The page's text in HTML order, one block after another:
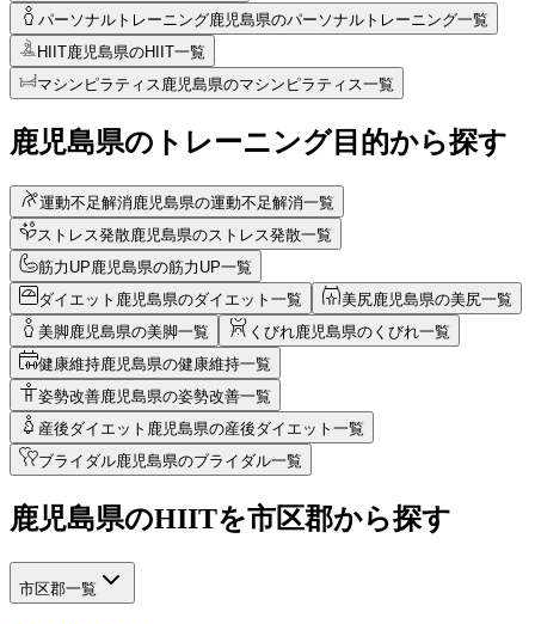
パーソナルトレーニング鹿児島県のパーソナルトレーニング一覧
HIIT鹿児島県のHIIT一覧
マシンピラティス鹿児島県のマシンピラティス一覧
鹿児島県のトレーニング目的から探す
運動不足解消鹿児島県の運動不足解消一覧
ストレス発散鹿児島県のストレス発散一覧
筋力UP鹿児島県の筋力UP一覧
ダイエット 鹿児島県のダイエット一覧 美尻鹿児島県の美尻一覧
美脚鹿児島県の美脚一覧 くびれ鹿児島県のくびれ一覧
健康維持鹿児島県の健康維持一覧
姿勢改善鹿児島県の姿勢改善一覧
産後ダイエット 鹿児島県の産後ダイエット一覧
ブライダル鹿児島県のブライダル一覧
鹿児島県のHIITを市区郡から探す
市区郡一覧